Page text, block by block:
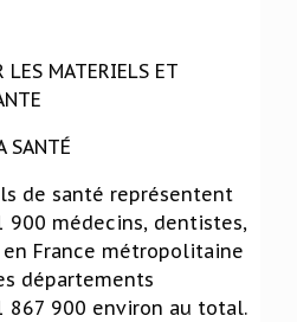
LES MATERIELS ET
SANTÉ
de santé représentent
900 médecins, dentistes,
en France métropolitaine
départements
867 900 environ au total.